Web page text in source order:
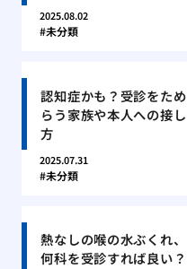
2025.08.02
未分類
認知症かも？受診をため
らう家族や本人への接し
方
2025.07.31
未分類
熱なしの喉の水ぶくれ、
何科を受診すれば良い？